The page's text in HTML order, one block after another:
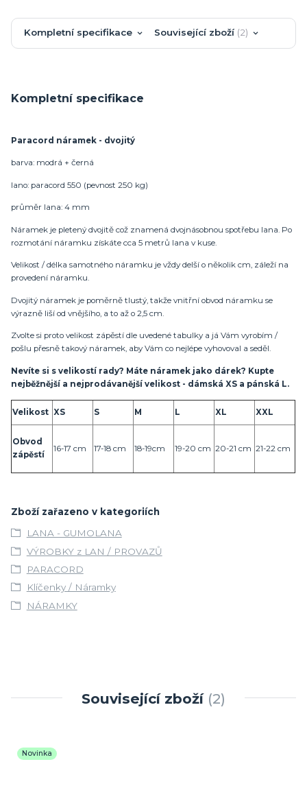
Kompletní specifikace Související zboží 2
Kompletní specifikace
Paracord náramek - dvojitý
barva: modrá + černá
lano: paracord 550 (pevnost 250 kg)
průměr lana: 4 mm
Náramek je pletený dvojitě což znamená dvojnásobnou spotřebu lana. Po
rozmotání náramku získáte cca 5 metrů lana v kuse.
Velikost / délka samotného náramku je vždy delší o několik cm, záleží na
provedení náramku.
Dvojitý náramek je poměrně tlustý, takže vnitřní obvod náramku se
výrazně liší od vnějšího, a to až o 2,5 cm.
Zvolte si proto velikost zápěstí dle uvedené tabulky a já Vám vyrobím /
pošlu přesně takový náramek, aby Vám co nejlépe vyhovoval a seděl.
Nevíte si s velikostí rady? Máte náramek jako dárek? Kupte
nejběžnější a nejprodávanější velikost - dámská XS a pánská L.
Velikost XS S M L XL XXL
Obvod
zápěstí
16-17 cm 17-18 cm 18-19cm 19-20 cm 20-21 cm 21-22 cm
Zboží zařazeno v kategoriích
LANA - GUMOLANA
VÝROBKY z LAN / PROVAZŮ
PARACORD
Klíčenky / Náramky
NÁRAMKY
Související zboží 2
Novinka